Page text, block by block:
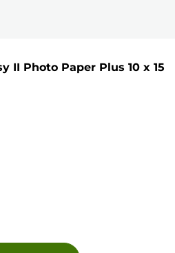
II Photo Paper Plus 10 x 15